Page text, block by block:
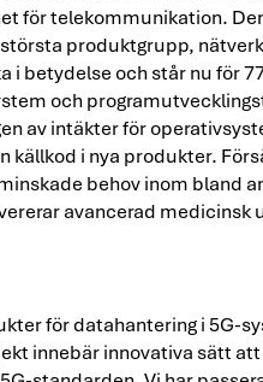
för telekommunikation.
produktgrupp,
betydelse och står nu för
och
av intäkter för
källkod i nya produkter.
behov inom bland
avancerad medicinsk
för datahantering i 5G-
innebär innovativa sätt